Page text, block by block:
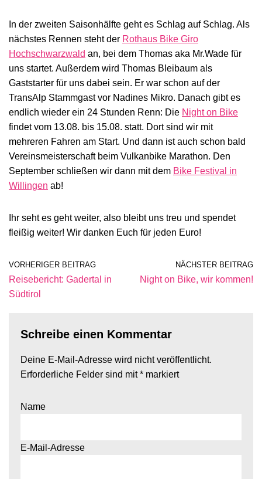
In der zweiten Saisonhälfte geht es Schlag auf Schlag. Als
nächstes Rennen steht der Rothaus Bike Giro
Hochschwarzwald an, bei dem Thomas aka Mr.Wade für
uns startet. Außerdem wird Thomas Bleibaum als
Gaststarter für uns dabei sein. Er war schon auf der
TransAlp Stammgast vor Nadines Mikro. Danach gibt es
endlich wieder ein 24 Stunden Renn: Die Night on Bike
findet vom 13.08. bis 15.08. statt. Dort sind wir mit
mehreren Fahren am Start. Und dann ist auch schon bald
Vereinsmeisterschaft beim Vulkanbike Marathon. Den
September schließen wir dann mit dem Bike Festival in
Willingen ab!
Ihr seht es geht weiter, also bleibt uns treu und spendet
fleißig weiter! Wir danken Euch für jeden Euro!
VORHERIGER BEITRAG
Reisebericht: Gadertal in
Südtirol
NÄCHSTER BEITRAG
Night on Bike, wir kommen!
Schreibe einen Kommentar
Deine E-Mail-Adresse wird nicht veröffentlicht.
Erforderliche Felder sind mit* markiert
Name
E-Mail-Adresse